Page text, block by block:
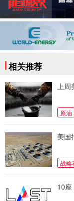
相关推荐
上
原油
美国
战略
10